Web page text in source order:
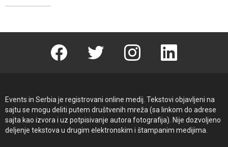
Facebook Twitter instagram linkedin
Events in Serbia je registrovani online medij. Tekstovi objavljeni na
sajtu se mogu deliti putem društvenih mreža (sa linkom do adrese
sajta kao izvora i uz potpisivanje autora fotografija). Nije dozvoljeno
deljenje tekstova u drugim elektronskim i štampanim medijima.